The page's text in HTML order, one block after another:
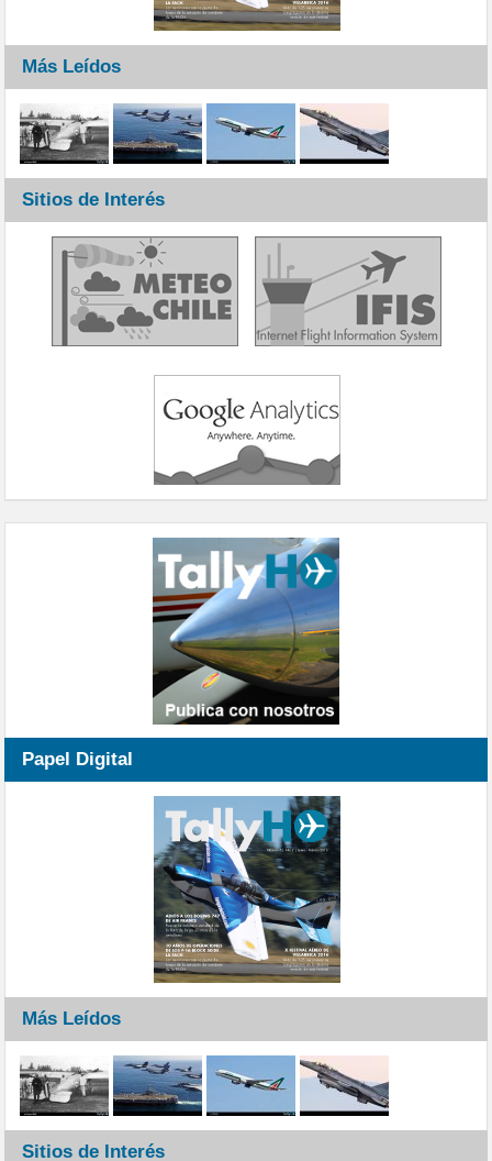
Más Leídos
Sitios de Interés
Papel Digital
Más Leídos
Sitios de Interés